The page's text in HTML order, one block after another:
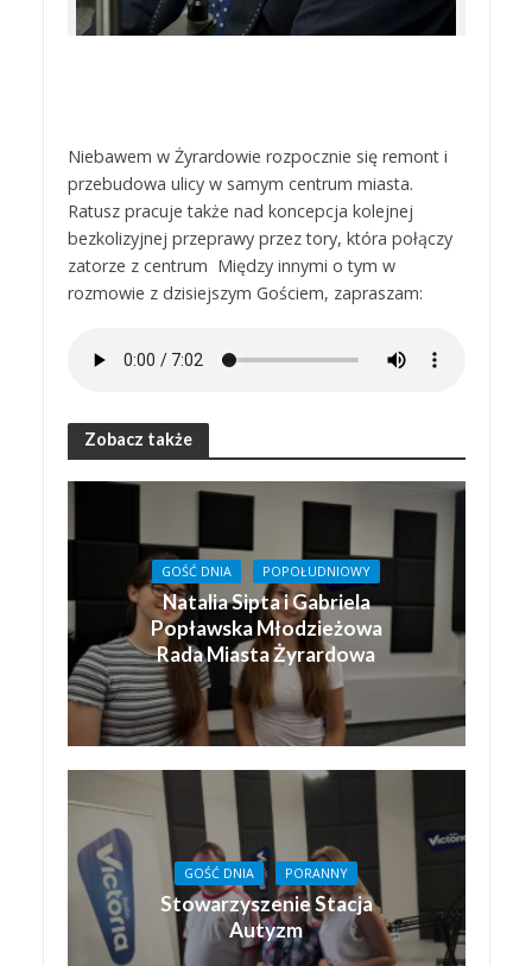
Niebawem w Żyrardowie rozpocznie się remont i
przebudowa ulicy w samym centrum miasta.
Ratusz pracuje także nad koncepcja kolejnej
bezkolizyjnej przeprawy przez tory, która połączy
zatorze z centrum Między innymi o tym w
rozmowie z dzisiejszym Gościem, zapraszam:
Zobacz także
GOŚĆ DNIA POPOŁUDNIOWY
Natalia Sipta i Gabriela
Popławska Młodzieżowa
Rada Miasta Żyrardowa
GOŚĆ DNIA PORANNY
Stowarzyszenie Stacja
Autyzm